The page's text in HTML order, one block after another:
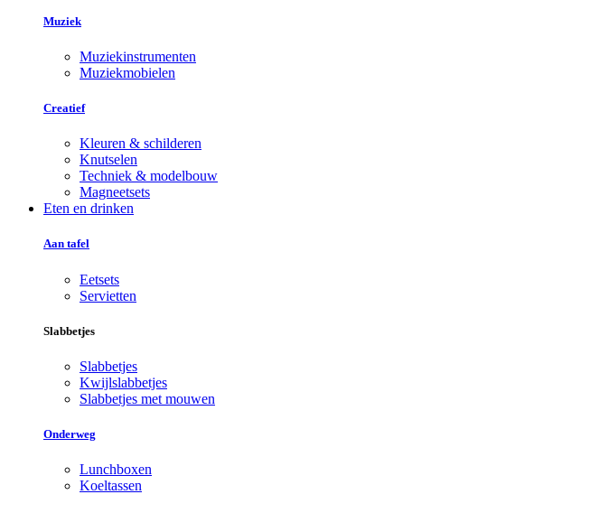
Muziek
Muziekinstrumenten
Muziekmobielen
Creatief
Kleuren & schilderen
Knutselen
Techniek & modelbouw
Magneetsets
Eten en drinken
Aan tafel
Eetsets
Servietten
Slabbetjes
Slabbetjes
Kwijlslabbetjes
Slabbetjes met mouwen
Onderweg
Lunchboxen
Koeltassen